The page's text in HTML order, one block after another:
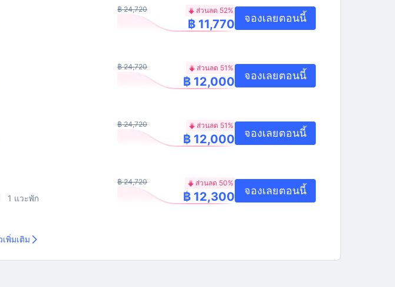
฿ 24,720 ส่วนลด 52%
฿ 11,770 จองเลยตอนนี้
฿ 24,720 ส่วนลด 51%
฿ 12,000 จองเลยตอนนี้
฿ 24,720 ส่วนลด 51%
฿ 12,000 จองเลยตอนนี้
1 แวะพัก
฿ 24,720 ส่วนลด 50%
฿ 12,300 จองเลยตอนนี้
เพิ่มเติม